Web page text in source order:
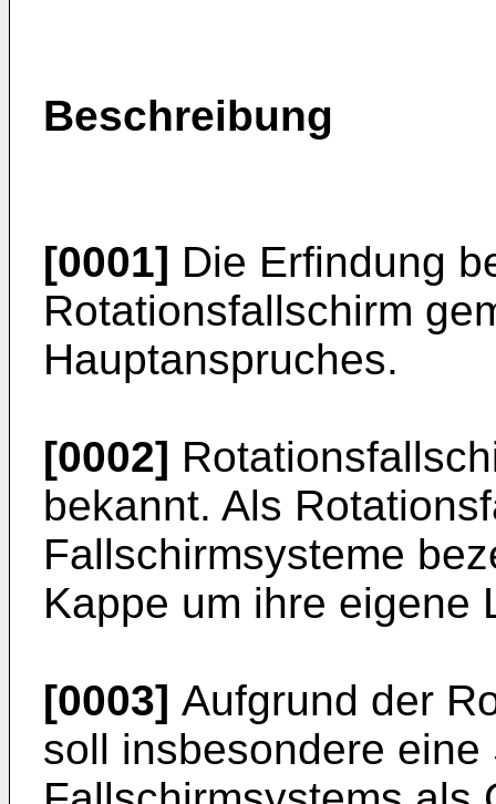
Beschreibung
[0001] Die Erfindung
Rotationsfallschirm
Hauptanspruches.
[0002]
bekannt. Als
Fallschirmsysteme
Kappe um ihre eigene
[0003] Aufgrund der
soll insbesondere